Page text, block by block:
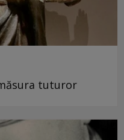
tuturor